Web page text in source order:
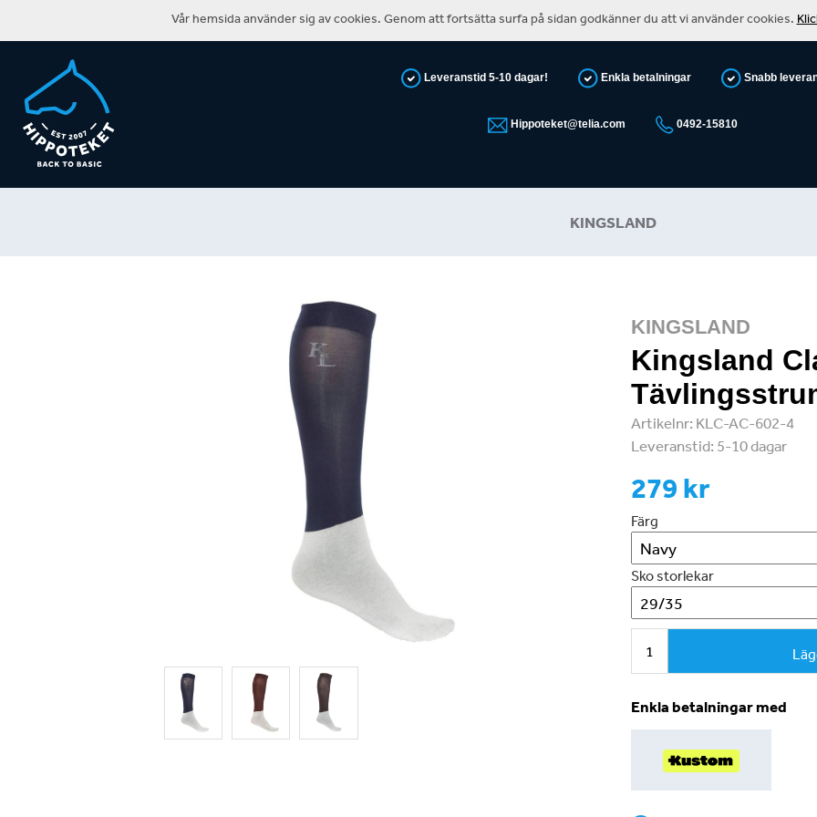
Leveranstid 5-10 dagar! Enkla betalningar Snabb
Hippoteket@telia.com 0492-15810
KINGSLAND
KINGSLAND
Kingsland
Artikelnr: KLC-AC-602-4
Leveranstid: 5-10 dagar
279 kr
Färg
Sko storlekar
Enkla betalningar med
Vår hemsida använder sig av cookies. Genom att fortsätta surfa på sidan godkänner du att vi använder cookies.